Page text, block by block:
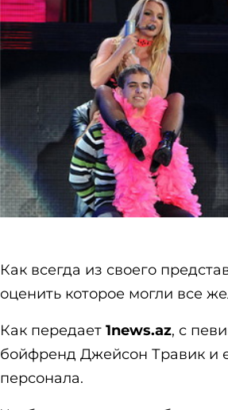
Как всегда из своего
оценить которое могли все
Как передает 1news.az, с
бойфренд Джейсон Травик и
персонала.